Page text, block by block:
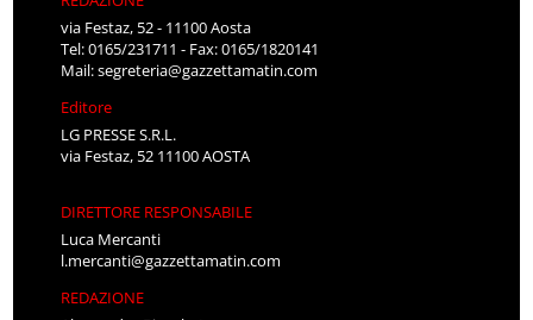
via Festaz, 52 - 11100 Aosta
Tel: 0165/231711 - Fax: 0165/1820141
Mail:segreteria@gazzettamatin.com
Editore
LG PRESSE S.R.L.
via Festaz, 52 11100 AOSTA
DIRETTORE RESPONSABILE
Luca Mercanti
l.mercanti@gazzettamatin.com
REDAZIONE